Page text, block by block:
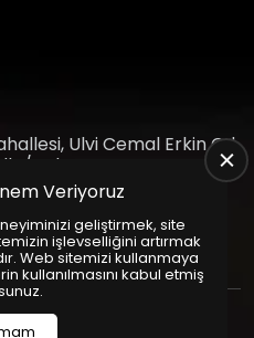
Ulvi Cemal Erkin Cd.
Ankara
ile Hazırlanmıştır. © 2025
Veriyoruz
geliştirmek, site
işlevselliğini artırmak
Web sitemizi kullanmaya
kullanılmasını kabul etmiş